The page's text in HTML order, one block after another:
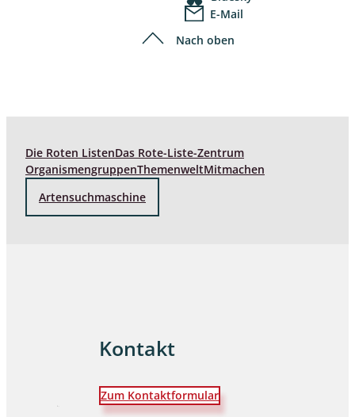
E-Mail
Nach oben
Die Roten ListenDas Rote-Liste-Zentrum
OrganismengruppenThemenweltMitmachen
Artensuchmaschine
Kontakt
Zum Kontaktformular